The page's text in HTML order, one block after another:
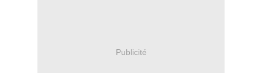
Publicité